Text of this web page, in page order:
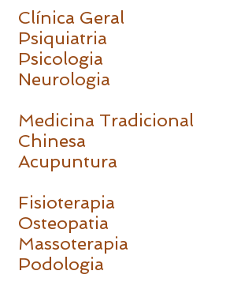
Clínica Geral
Psiquiatria
Psicologia
Neurologia
Medicina Tradicional
Chinesa
Acupuntura
Fisioterapia
Osteopatia
Massoterapia
Podologia